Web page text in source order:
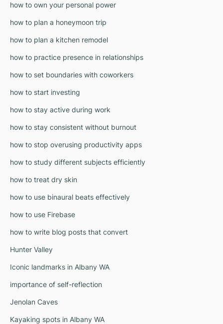
how to own your personal power
how to plan a honeymoon trip
how to plan a kitchen remodel
how to practice presence in relationships
how to set boundaries with coworkers
how to start investing
how to stay active during work
how to stay consistent without burnout
how to stop overusing productivity apps
how to study different subjects efficiently
how to treat dry skin
how to use binaural beats effectively
how to use Firebase
how to write blog posts that convert
Hunter Valley
Iconic landmarks in Albany WA
importance of self-reflection
Jenolan Caves
Kayaking spots in Albany WA